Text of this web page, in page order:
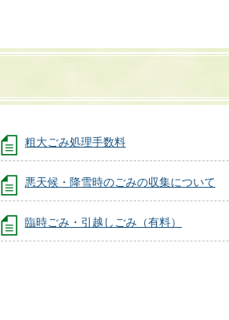
粗大ごみ処理手数料
悪天候・降雪時のごみの収集について
臨時ごみ・引越しごみ（有料）